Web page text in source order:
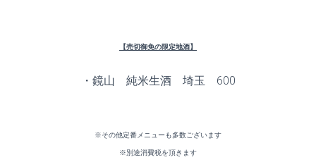
【売切御免の限定地酒】
・鏡山 純米生酒 埼玉 600
※その他定番メニューも多数ございます
※別途消費税を頂きます